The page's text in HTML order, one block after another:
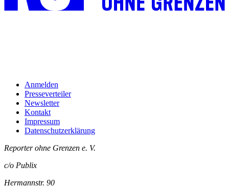
Anmelden
Presseverteiler
Newsletter
Kontakt
Impressum
Datenschutzerklärung
Reporter ohne Grenzen e. V.
c/o Publix
Hermannstr. 90